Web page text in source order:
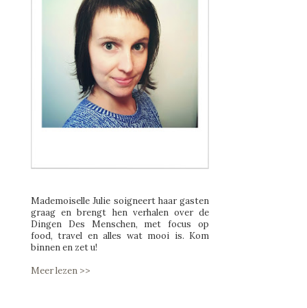
Mademoiselle Julie soigneert haar gasten
graag en brengt hen verhalen over de
Dingen Des Menschen, met focus op
food, travel en alles wat mooi is. Kom
binnen en zet u!
Meer lezen >>